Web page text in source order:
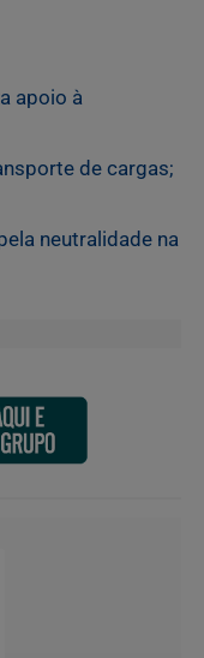
apoio à
de cargas;
neutralidade na